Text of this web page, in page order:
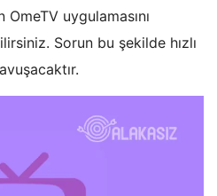
uygulamasını
Sorun bu şekilde hızlı